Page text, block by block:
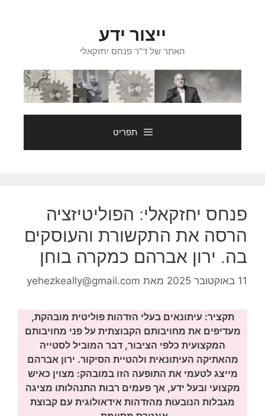
ייצור ידע
האתר של ד"ר פנחס יחזקאלי
תפריט
פנחס יחזקאלי: הפוליטיזציה
הרסה את התקשורת והעוסקים
בה. ירון אברהם כמקרה בוחן
11 באוקטובר 2025 מאת yehezkeally@gmail.com
תקציר: עיתונאים בעלי הזדהות פוליטית מובהקת,
מעדיפים את מחויבותם הקבוצתית על פני מחויבותם
המקצועית כלפי הציבור, דבר המוביל לסטייה
מהאתיקה העיתונאית ולהטיית הסיקור. ירון אברהם
מייצג לטעמי את התופעה הזו במובהק: מצוין כאיש
מקצועי ובעל ידע, אך פעמים רבות התנהלותו מציגה
מגבלות הנובעות מהזדהות אידאולוגית עם קבוצת